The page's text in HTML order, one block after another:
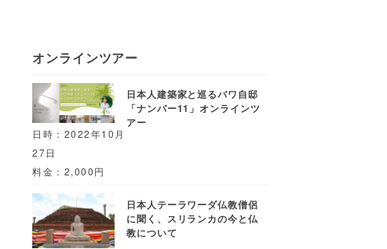
オンラインツアー
日本人建築家と巡るバワ自邸
「ナンバー11」オンラインツ
アー
日時：2022年10月
27日
料金：2,000円
日本人テーラワーダ仏教僧侶
に聞く、スリランカの今と仏
教について